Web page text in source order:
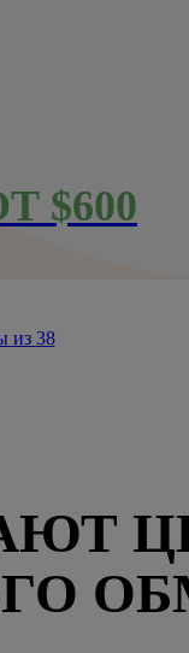
$600
из 38